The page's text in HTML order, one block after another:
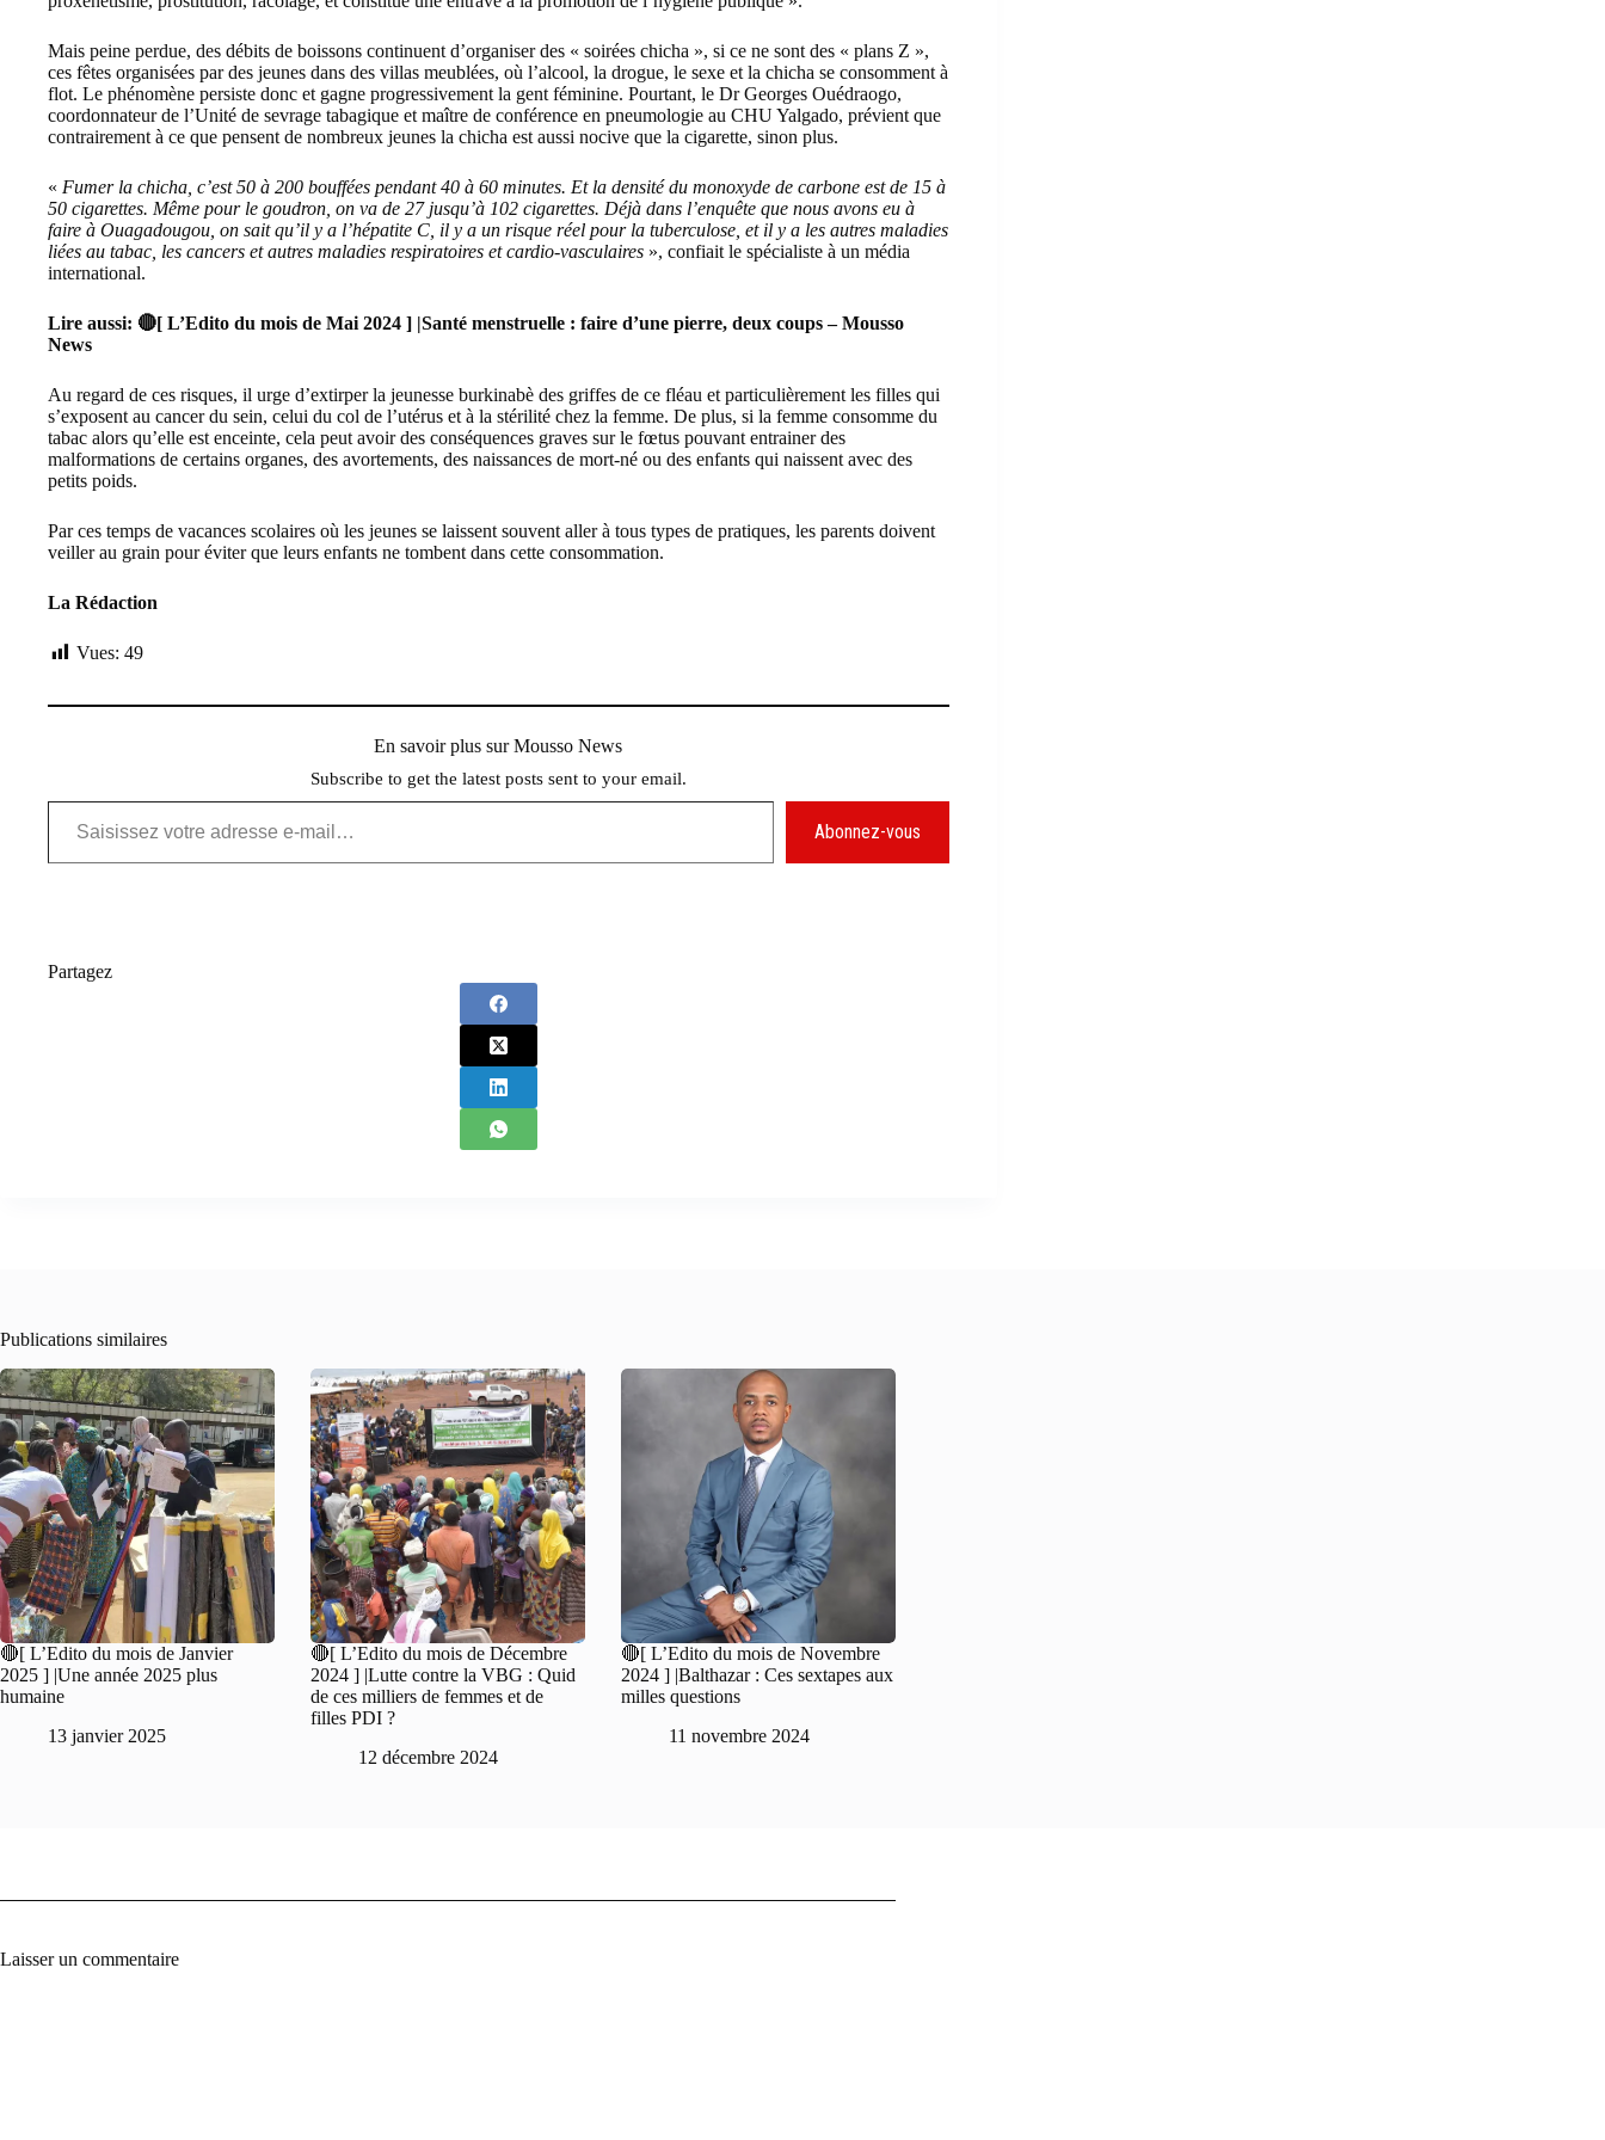
Mais peine perdue, des débits de boissons continuent d’organiser des « soirées chicha », si ce ne sont des « plans Z »,
ces fêtes organisées par des jeunes dans des villas meublées, où l’alcool, la drogue, le sexe et la chicha se consomment à
flot. Le phénomène persiste donc et gagne progressivement la gent féminine. Pourtant, le Dr Georges Ouédraogo,
coordonnateur de l’Unité de sevrage tabagique et maître de conférence en pneumologie au CHU Yalgado, prévient que
contrairement à ce que pensent de nombreux jeunes la chicha est aussi nocive que la cigarette, sinon plus.
« Fumer la chicha, c’est 50 à 200 bouffées pendant 40 à 60 minutes. Et la densité du monoxyde de carbone est de 15 à
50 cigarettes. Même pour le goudron, on va de 27 jusqu’à 102 cigarettes. Déjà dans l’enquête que nous avons eu à
faire à Ouagadougou, on sait qu’il y a l’hépatite C, il y a un risque réel pour la tuberculose, et il y a les autres maladies
liées au tabac, les cancers et autres maladies respiratoires et cardio-vasculaires », confiait le spécialiste à un média
international.
Lire aussi: 🔴[ L’Edito du mois de Mai 2024 ] |Santé menstruelle : faire d’une pierre, deux coups – Mousso
News
Au regard de ces risques, il urge d’extirper la jeunesse burkinabè des griffes de ce fléau et particulièrement les filles qui
s’exposent au cancer du sein, celui du col de l’utérus et à la stérilité chez la femme. De plus, si la femme consomme du
tabac alors qu’elle est enceinte, cela peut avoir des conséquences graves sur le fœtus pouvant entrainer des
malformations de certains organes, des avortements, des naissances de mort-né ou des enfants qui naissent avec des
petits poids.
Par ces temps de vacances scolaires où les jeunes se laissent souvent aller à tous types de pratiques, les parents doivent
veiller au grain pour éviter que leurs enfants ne tombent dans cette consommation.
La Rédaction
Vues: 49
En savoir plus sur Mousso News
Subscribe to get the latest posts sent to your email.
Saisissez votre adresse e-mail…
Abonnez-vous
Partagez
Publications similaires
🔴[ L’Edito du mois de Janvier
2025 ] |Une année 2025 plus
humaine
13 janvier 2025
🔴[ L’Edito du mois de Décembre
2024 ] |Lutte contre la VBG : Quid
de ces milliers de femmes et de
filles PDI ?
12 décembre 2024
🔴[ L’Edito du mois de Novembre
2024 ] |Balthazar : Ces sextapes aux
milles questions
11 novembre 2024
Laisser un commentaire